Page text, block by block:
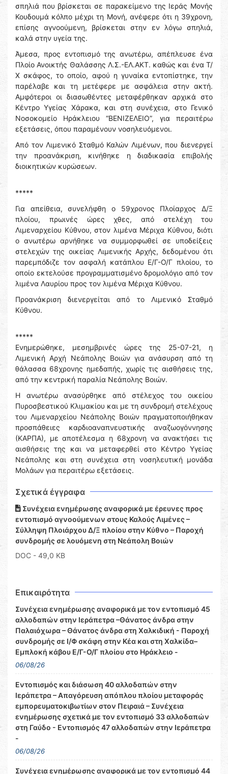
σπηλιά που βρίσκεται σε παρακείμενο της Ιεράς Μονής
Κουδουμά κόλπο μέχρι τη Μονή, ανέφερε ότι η 39χρονη,
επίσης αγνοούμενη, βρίσκεται στην εν λόγω σπηλιά,
καλά στην υγεία της.
Άμεσα, προς εντοπισμό της ανωτέρω, απέπλευσε ένα
Πλοίο Ανοικτής Θαλάσσης Λ.Σ.-ΕΛ.ΑΚΤ. καθώς και ένα Τ/
Χ σκάφος, το οποίο, αφού η γυναίκα εντοπίστηκε, την
παρέλαβε και τη μετέφερε με ασφάλεια στην ακτή.
Αμφότεροι οι διασωθέντες μεταφέρθηκαν αρχικά στο
Κέντρο Υγείας Χάρακα, και στη συνέχεια, στο Γενικό
Νοσοκομείο Ηράκλειου “ΒΕΝΙΖΕΛΕΙΟ”, για περαιτέρω
εξετάσεις, όπου παραμένουν νοσηλευόμενοι.
Από τον Λιμενικό Σταθμό Καλών Λιμένων, που διενεργεί
την προανάκριση, κινήθηκε η διαδικασία επιβολής
διοικητικών κυρώσεων.
*****
Για απείθεια, συνελήφθη ο 59χρονος Πλοίαρχος Δ/Ξ
πλοίου, πρωινές ώρες χθες, από στελέχη του
Λιμεναρχείου Κύθνου, στον λιμένα Μέριχα Κύθνου, διότι
ο ανωτέρω αρνήθηκε να συμμορφωθεί σε υποδείξεις
στελεχών της οικείας Λιμενικής Αρχής, δεδομένου ότι
παρεμπόδιζε τον ασφαλή κατάπλου Ε/Γ-Ο/Γ πλοίου, το
οποίο εκτελούσε προγραμματισμένο δρομολόγιο από τον
λιμένα Λαυρίου προς τον λιμένα Μέριχα Κύθνου.
Προανάκριση διενεργείται από το Λιμενικό Σταθμό
Κύθνου.
*****
Ενημερώθηκε, μεσημβρινές ώρες της 25-07-21, η
Λιμενική Αρχή Νεἀπολης Βοιών για ανάσυρση από τη
θάλασσα 68χρονης ημεδαπής, χωρίς τις αισθήσεις της,
από την κεντρική παραλία Νεάπολης Βοιών.
Η ανωτέρω ανασύρθηκε από στέλεχος του οικείου
Πυροσβεστικού Κλιμακίου και με τη συνδρομή στελέχους
του Λιμεναρχείου Νεάπολης Βοιών πραγματοποιήθηκαν
προσπάθειες καρδιοαναπνευστικής αναζωογόννησης
(ΚΑΡΠΑ), με αποτέλεσμα η 68χρονη να ανακτήσει τις
αισθήσεις της και να μεταφερθεί στο Κέντρο Υγείας
Νεάπολης και στη συνέχεια στη νοσηλευτική μονάδα
Μολάων για περαιτέρω εξετάσεις.
Σχετικά έγγραφα
Συνέχεια ενημέρωσης αναφορικά με έρευνες προς
εντοπισμό αγνοούμενων στους Καλούς Λιμένες –
Σύλληψη Πλοιάρχου Δ/Ξ πλοίου στην Κύθνο – Παροχή
συνδρομής σε λουόμενη στη Νεάπολη Βοιών
DOC - 49,0 KB
Επικαιρότητα
Συνέχεια ενημέρωσης αναφορικά με τον εντοπισμό 45
αλλοδαπών στην Ιεράπετρα –Θάνατος άνδρα στην
Παλαιόχωρα – Θάνατος άνδρα στη Χαλκιδική - Παροχή
συνδρομής σε Ι/Φ σκάφη στην Κέα και στη Χαλκίδα–
Εμπλοκή κάβου Ε/Γ-Ο/Γ πλοίου στο Ηράκλειο -
06/08/26
Εντοπισμός και διάσωση 40 αλλοδαπών στην
Ιεράπετρα – Απαγόρευση απόπλου πλοίου μεταφοράς
εμπορευματοκιβωτίων στον Πειραιά – Συνέχεια
ενημέρωσης σχετικά με τον εντοπισμό 33 αλλοδαπών
στη Γαύδο - Εντοπισμός 47 αλλοδαπών στην Ιεράπετρα
-
06/08/26
Συνέχεια ενημέρωσης αναφορικά με τον εντοπισμό 44